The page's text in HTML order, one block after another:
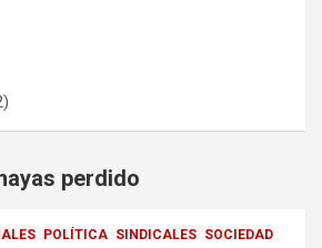
perdido
POLÍTICA SINDICALES SOCIEDAD